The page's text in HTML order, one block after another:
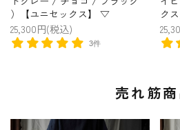
）【ユニセックス】 ▽
25,300円(税込)
3件
ク
売れ筋